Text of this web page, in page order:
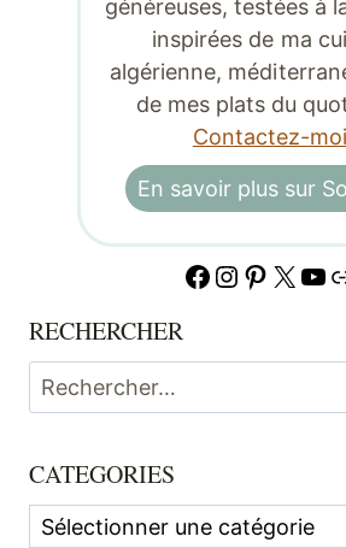
généreuses, testées à
inspirées de ma
algérienne,
de mes plats du
Contactez-moi
En savoir plus sur
Facebook
X
RECHERCHER
Rechercher :
CATEGORIES
Categories